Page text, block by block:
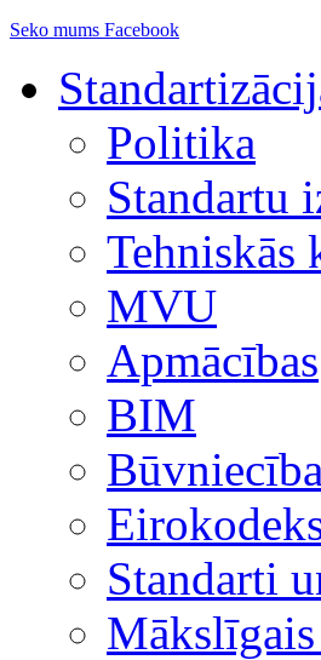
Seko mums Facebook
Politika
Standartu
Tehniskās
MVU
Apmācības
BIM
Būvniecība
Standarti